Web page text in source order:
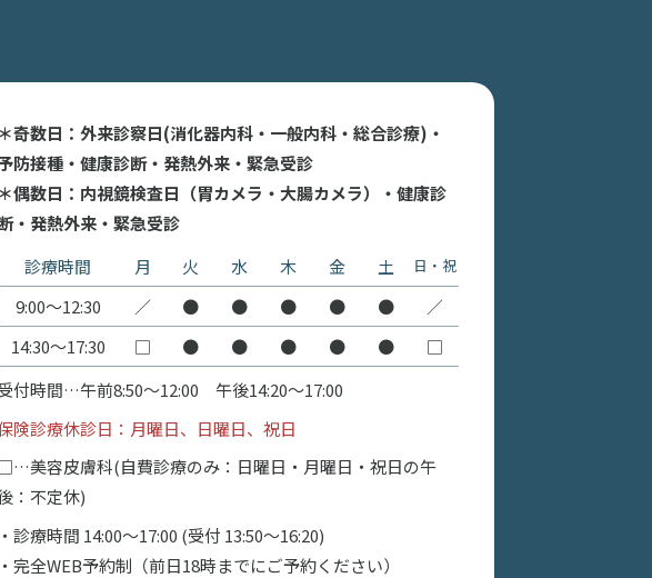
＊奇数日：外来診察日(消化器内科・一般内科・総合診療)・
防接種・健康診断・発熱外来・緊急受診
＊偶数日：内視鏡検査日（胃カメラ・大腸カメラ）・健康診
・発熱外来・緊急受診
診療時間
月 火 水 木 金 土 日・祝
9:00〜12:30 ／ ● ● ● ● ●
／
14:30〜17:30
□ ● ● ● ● ●
□
付時間…午前8:50〜12:00 午後14:20〜17:00
険診療休診日：月曜日、日曜日、祝日
美容皮膚科(自費診療のみ：日曜日・月曜日・祝日の午
：不定休)
・診療時間 14:00〜17:00 (受付 13:50～16:20)
・完全WEB予約制（前日18時までにご予約ください）